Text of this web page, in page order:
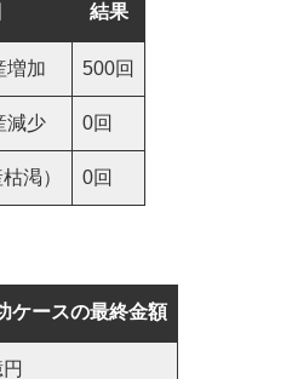
結果
増加 500回
減少 0回
渇） 0回
ケースの最終金額